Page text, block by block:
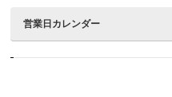
営業日カレンダー